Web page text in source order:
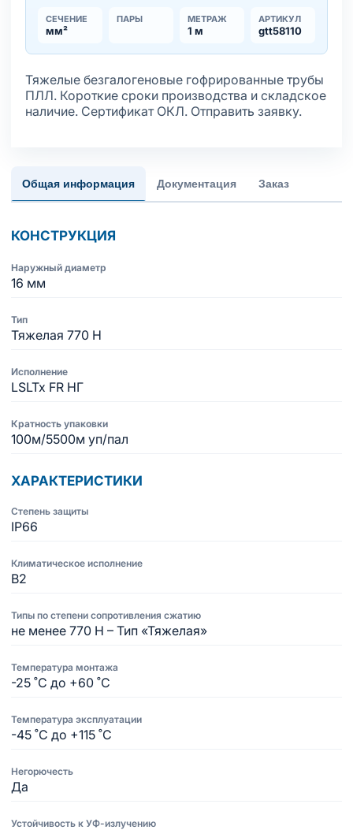
СЕЧЕНИЕ
мм²
ПАРЫ МЕТРАЖ
1 м
АРТИКУЛ
gtt58110
Тяжелые безгалогеновые гофрированные трубы
ПЛЛ. Короткие сроки производства и складское
наличие. Сертификат ОКЛ. Отправить заявку.
Общая информация Документация Заказ
КОНСТРУКЦИЯ
Наружный диаметр
16 мм
Тип
Тяжелая 770 Н
Исполнение
LSLTx FR НГ
Кратность упаковки
100м/5500м уп/пал
ХАРАКТЕРИСТИКИ
Степень защиты
IP66
Климатическое исполнение
В2
Типы по степени сопротивления сжатию
не менее 770 Н – Тип «Тяжелая»
Температура монтажа
-25 ˚С до +60 ˚С
Температура эксплуатации
-45 ˚С до +115 ˚С
Негорючесть
Да
Устойчивость к УФ-излучению